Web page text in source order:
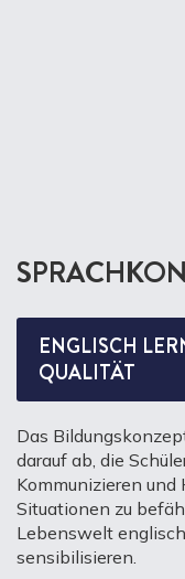
ENGLISCH
QUALITÄT
Das
darauf ab, die
Kommunizieren
Situationen zu
Lebenswelt
sensibilisieren.